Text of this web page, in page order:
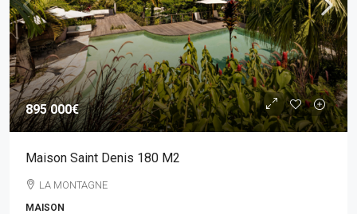
895 000€
Maison Saint Denis 180 M2
LA MONTAGNE
MAISON